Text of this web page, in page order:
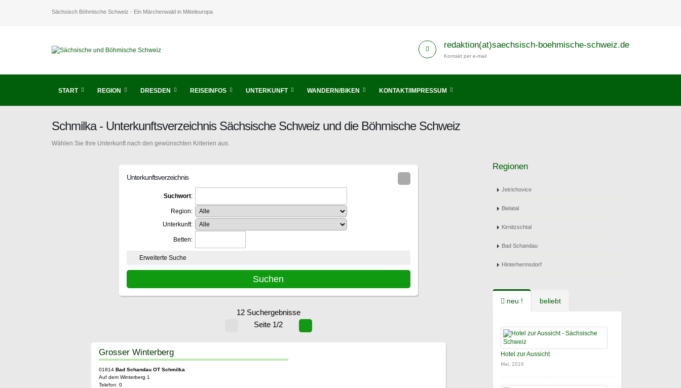
Sächsisch Böhmische Schweiz - Ein Märchenwald in Mitteleuropa
redaktion(at)saechsisch-boehmische-schweiz.de
Kontakt per e-mail
START REGION DRESDEN REISEINFOS UNTERKUNFT WANDERN/BIKEN KONTAKT/IMPRESSUM
Schmilka - Unterkunftsverzeichnis Sächsische Schweiz und die Böhmische Schweiz
Wählen Sie Ihre Unterkunft nach den gewünschten Kriterien aus.
Unterkunftsverzeichnis
Suchwort:
Region:
Unterkunft:
Betten:
Erweiterte Suche
12 Suchergebnisse
Seite 1/2
Grosser Winterberg
01814 Bad Schandau OT Schmilka
Auf dem Winterberg 1
Telefon: 0
Regionen
Jetrichovice
Bielatal
Kirnitzschtal
Bad Schandau
Hinterhermsdorf
neu ! beliebt
Hotel zur Aussicht
Mai, 2016